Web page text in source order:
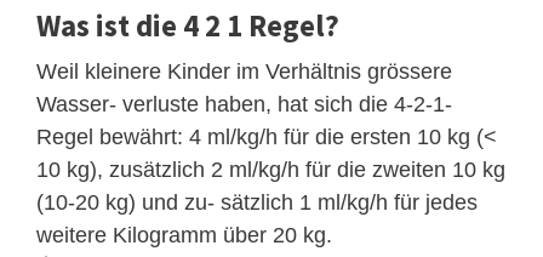
Was ist die 4 2 1 Regel?
Weil kleinere Kinder im Verhältnis grössere
Wasser- verluste haben, hat sich die 4-2-1-
Regel bewährt: 4 ml/kg/h für die ersten 10 kg (<
10 kg), zusätzlich 2 ml/kg/h für die zweiten 10 kg
(10-20 kg) und zu- sätzlich 1 ml/kg/h für jedes
weitere Kilogramm über 20 kg.